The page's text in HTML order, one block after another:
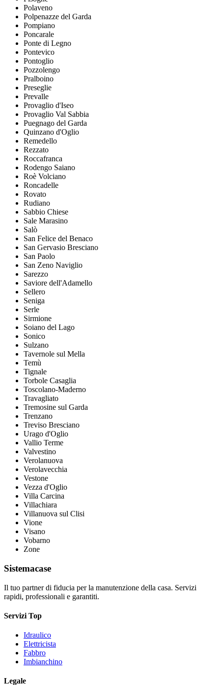
Polaveno
Polpenazze del Garda
Pompiano
Poncarale
Ponte di Legno
Pontevico
Pontoglio
Pozzolengo
Pralboino
Preseglie
Prevalle
Provaglio d'Iseo
Provaglio Val Sabbia
Puegnago del Garda
Quinzano d'Oglio
Remedello
Rezzato
Roccafranca
Rodengo Saiano
Roè Volciano
Roncadelle
Rovato
Rudiano
Sabbio Chiese
Sale Marasino
Salò
San Felice del Benaco
San Gervasio Bresciano
San Paolo
San Zeno Naviglio
Sarezzo
Saviore dell'Adamello
Sellero
Seniga
Serle
Sirmione
Soiano del Lago
Sonico
Sulzano
Tavernole sul Mella
Temù
Tignale
Torbole Casaglia
Toscolano-Maderno
Travagliato
Tremosine sul Garda
Trenzano
Treviso Bresciano
Urago d'Oglio
Vallio Terme
Valvestino
Verolanuova
Verolavecchia
Vestone
Vezza d'Oglio
Villa Carcina
Villachiara
Villanuova sul Clisi
Vione
Visano
Vobarno
Zone
Sistemacase
Il tuo partner di fiducia per la manutenzione della casa. Servizi
rapidi, professionali e garantiti.
Servizi Top
Idraulico
Elettricista
Fabbro
Imbianchino
Legale